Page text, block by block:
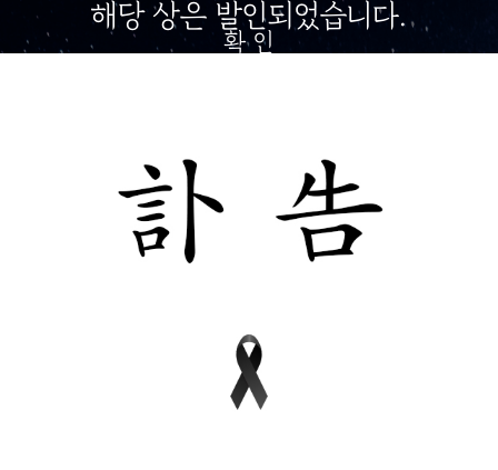
해당 상은 발인되었습니다.
확 인